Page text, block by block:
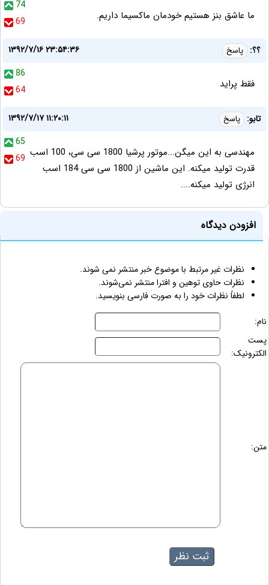
74
69
ما عاشق بنز هستیم خودمان ماکسیما داریم.
؟؟: پاسخ
۱۳۹۲/۷/۱۶ ۲۳:۵۴:۳۶
86
64
فقط پراید
تابو: پاسخ
۱۳۹۲/۷/۱۷ ۱۱:۲۰:۱۱
65
69 مهندسی به این میگن...موتور پرشیا 1800 سی سی، 100 اسب
قدرت تولید میکنه. این ماشین از 1800 سی سی 184 اسب
انرژی تولید میکنه....
افزودن دیدگاه
نظرات غیر مرتبط با موضوع خبر منتشر نمی شوند.
نظرات حاوی توهین و افترا منتشر نمی‌شوند.
لطفاً نظرات خود را به صورت فارسی بنویسید.
نام:
پست
الکترونیک:
متن: